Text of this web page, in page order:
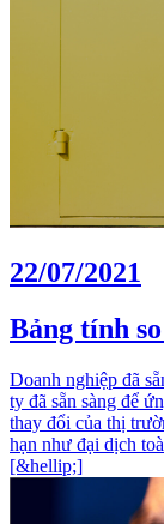
22/07/2021
Bảng tính
Doanh nghiệp đã
ty đã sẵn sàng để
thay đổi của thị
hạn như đại dịch
[&hellip;]